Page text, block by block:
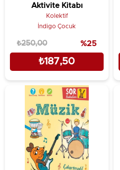
Aktivite Kitabı
Kolektif
İndigo Çocuk
₺187,50
₺250,00 %25